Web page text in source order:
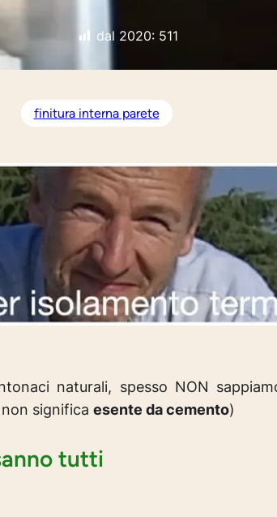
dal 2020: 511
finitura interna parete
naturali, spesso NON
non significa esente da cemento)
tutti